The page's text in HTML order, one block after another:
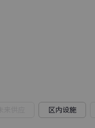
区内设施